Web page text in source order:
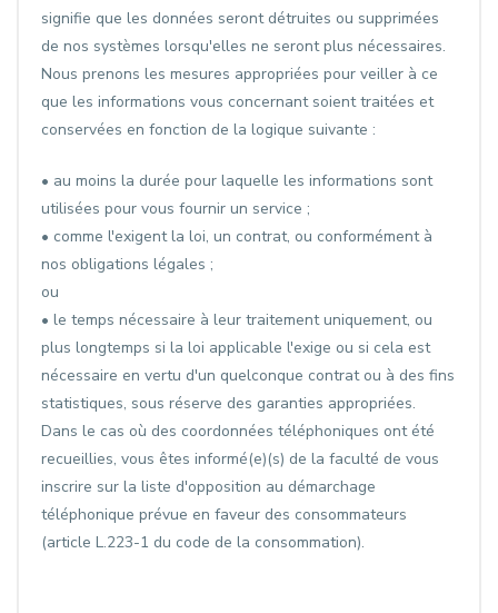
signifie que les données seront détruites ou supprimées
de nos systèmes lorsqu'elles ne seront plus nécessaires.
Nous prenons les mesures appropriées pour veiller à ce
que les informations vous concernant soient traitées et
conservées en fonction de la logique suivante :
• au moins la durée pour laquelle les informations sont
utilisées pour vous fournir un service ;
• comme l'exigent la loi, un contrat, ou conformément à
nos obligations légales ;
ou
• le temps nécessaire à leur traitement uniquement, ou
plus longtemps si la loi applicable l'exige ou si cela est
nécessaire en vertu d'un quelconque contrat ou à des fins
statistiques, sous réserve des garanties appropriées.
Dans le cas où des coordonnées téléphoniques ont été
recueillies, vous êtes informé(e)(s) de la faculté de vous
inscrire sur la liste d'opposition au démarchage
téléphonique prévue en faveur des consommateurs
(article L.223-1 du code de la consommation).